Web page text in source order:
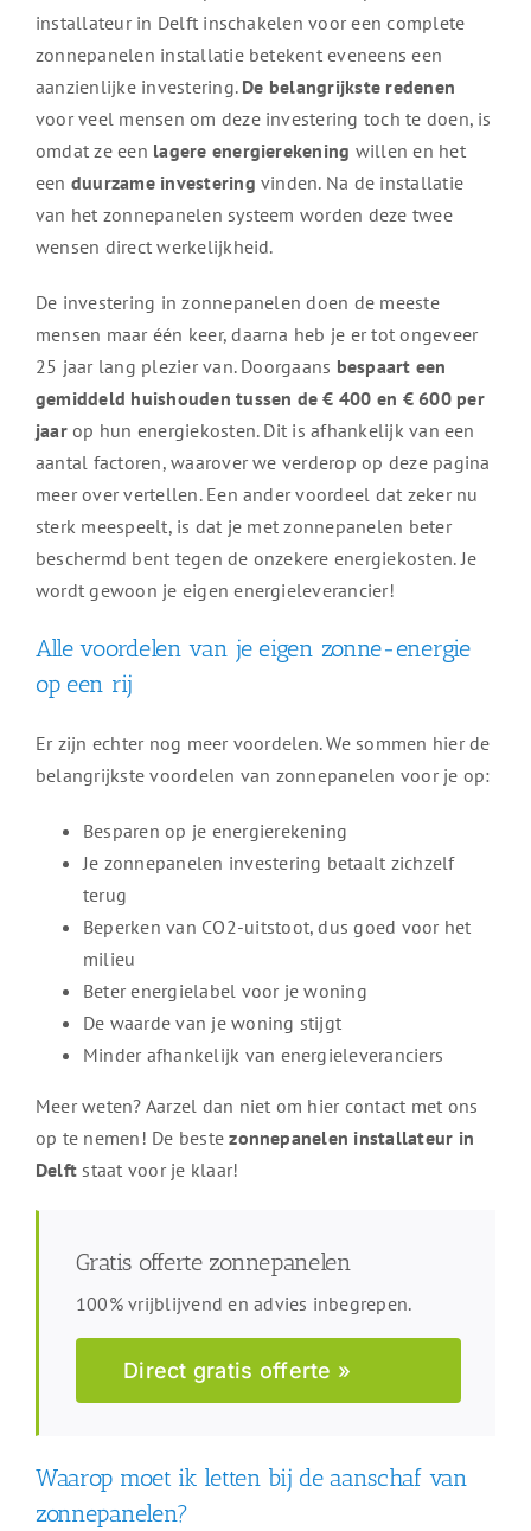
installateur in Delft inschakelen voor een complete
zonnepanelen installatie betekent eveneens een
aanzienlijke investering. De belangrijkste redenen
voor veel mensen om deze investering toch te doen, is
omdat ze een lagere energierekening willen en het
een duurzame investering vinden. Na de installatie
van het zonnepanelen systeem worden deze twee
wensen direct werkelijkheid.
De investering in zonnepanelen doen de meeste
mensen maar één keer, daarna heb je er tot ongeveer
25 jaar lang plezier van. Doorgaans bespaart een
gemiddeld huishouden tussen de € 400 en € 600 per
jaarop hun energiekosten. Dit is afhankelijk van een
aantal factoren, waarover we verderop op deze pagina
meer over vertellen. Een ander voordeel dat zeker nu
sterk meespeelt, is dat je met zonnepanelen beter
beschermd bent tegen de onzekere energiekosten. Je
wordt gewoon je eigen energieleverancier!
Alle voordelen van je eigen zonne-energie
op een rij
Er zijn echter nog meer voordelen. We sommen hier de
belangrijkste voordelen van zonnepanelen voor je op:
Besparen op je energierekening
Je zonnepanelen investering betaalt zichzelf
terug
Beperken van CO2-uitstoot, dus goed voor het
milieu
Beter energielabel voor je woning
De waarde van je woning stijgt
Minder afhankelijk van energieleveranciers
Meer weten? Aarzel dan niet om hier contact met ons
op te nemen! De bestezonnepanelen installateur in
Delft staat voor je klaar!
Gratis offerte zonnepanelen
100% vrijblijvend en advies inbegrepen.
Direct gratis offerte »
Waarop moet ik letten bij de aanschaf van
zonnepanelen?